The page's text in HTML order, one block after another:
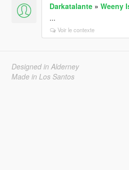
Darkatalante» Weeny
...
Voir le contexte
Designed in Alderney
Made in Los Santos